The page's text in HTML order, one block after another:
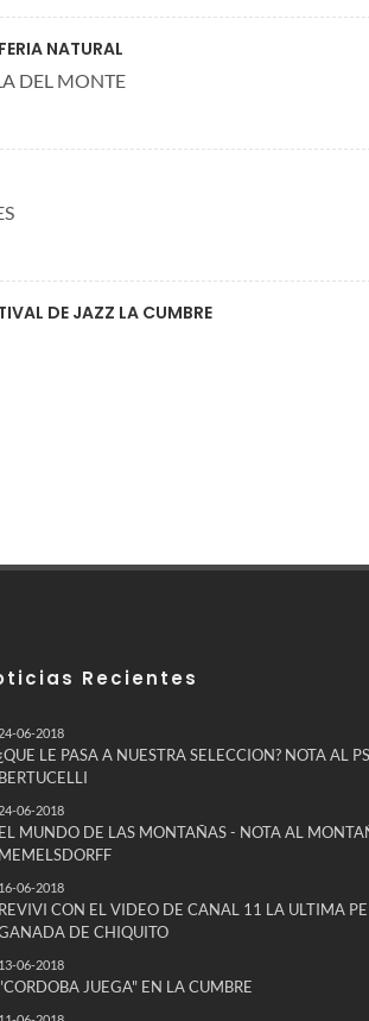
NATURAL
DEL MONTE
DE JAZZ LA CUMBRE
Recientes
24-06-2018
LE PASA A NUESTRA SELECCION? NOTA AL
BERTUCELLI
24-06-2018
EL MUNDO DE LAS MONTAÑAS - NOTA AL
MEMELSDORFF
16-06-2018
REVIVI CON EL VIDEO DE CANAL 11 LA ULTIMA
DE CHIQUITO
13-06-2018
"CORDOBA JUEGA" EN LA CUMBRE